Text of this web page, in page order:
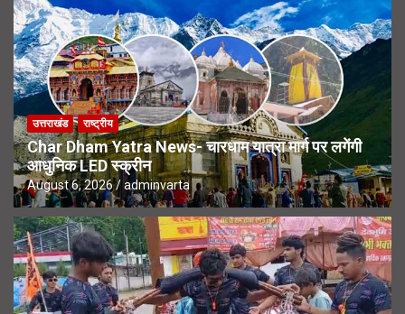
उत्तराखंड राष्ट्रीय
Char Dham Yatra News- चारधाम यात्रा मार्ग पर लगेंगी
आधुनिक LED स्क्रीन
August 6, 2026 adminvarta